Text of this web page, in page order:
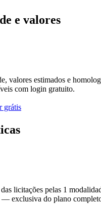
e valores
valores estimados e
com login gratuito.
grátis
licitações pelas 1
— exclusiva do plano